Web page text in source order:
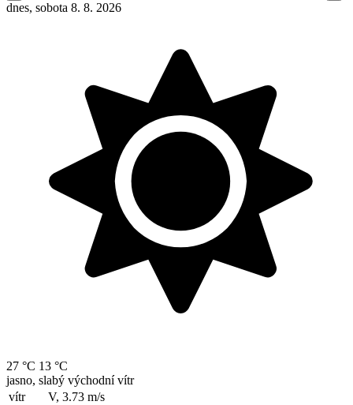
dnes, sobota 8. 8. 2026
27 °C 13 °C
jasno, slabý východní vítr
vítr
V, 3.73 m/s